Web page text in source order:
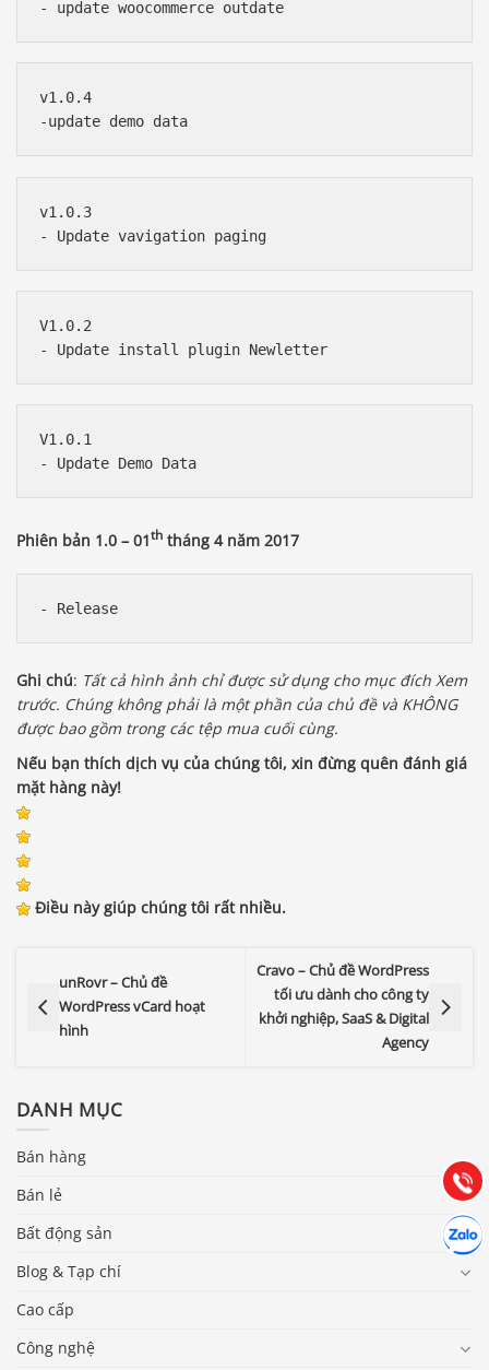
v1.0.4
v1.0.3
V1.0.2
V1.0.1
Phiên bản 1.0 – 01th tháng 4 năm 2017
Ghi chú: Tất cả hình ảnh chỉ được sử dụng cho mục đích Xem
trước. Chúng không phải là một phần của chủ đề và KHÔNG
được bao gồm trong các tệp mua cuối cùng.
Nếu bạn thích dịch vụ của chúng tôi, xin đừng quên đánh giá
mặt hàng này!
Điều này giúp chúng tôi rất nhiều.
unRovr – Chủ đề
WordPress vCard hoạt
hình
Cravo – Chủ đề WordPress
tối ưu dành cho công ty
khởi nghiệp, SaaS & Digital
Agency
DANH MỤC
Bán hàng
Bán lẻ
Bất động sản
Blog & Tạp chí
Cao cấp
Công nghệ
Gọi
Báo giá & Đặt hàng:
(028) 22.166.144
Chát